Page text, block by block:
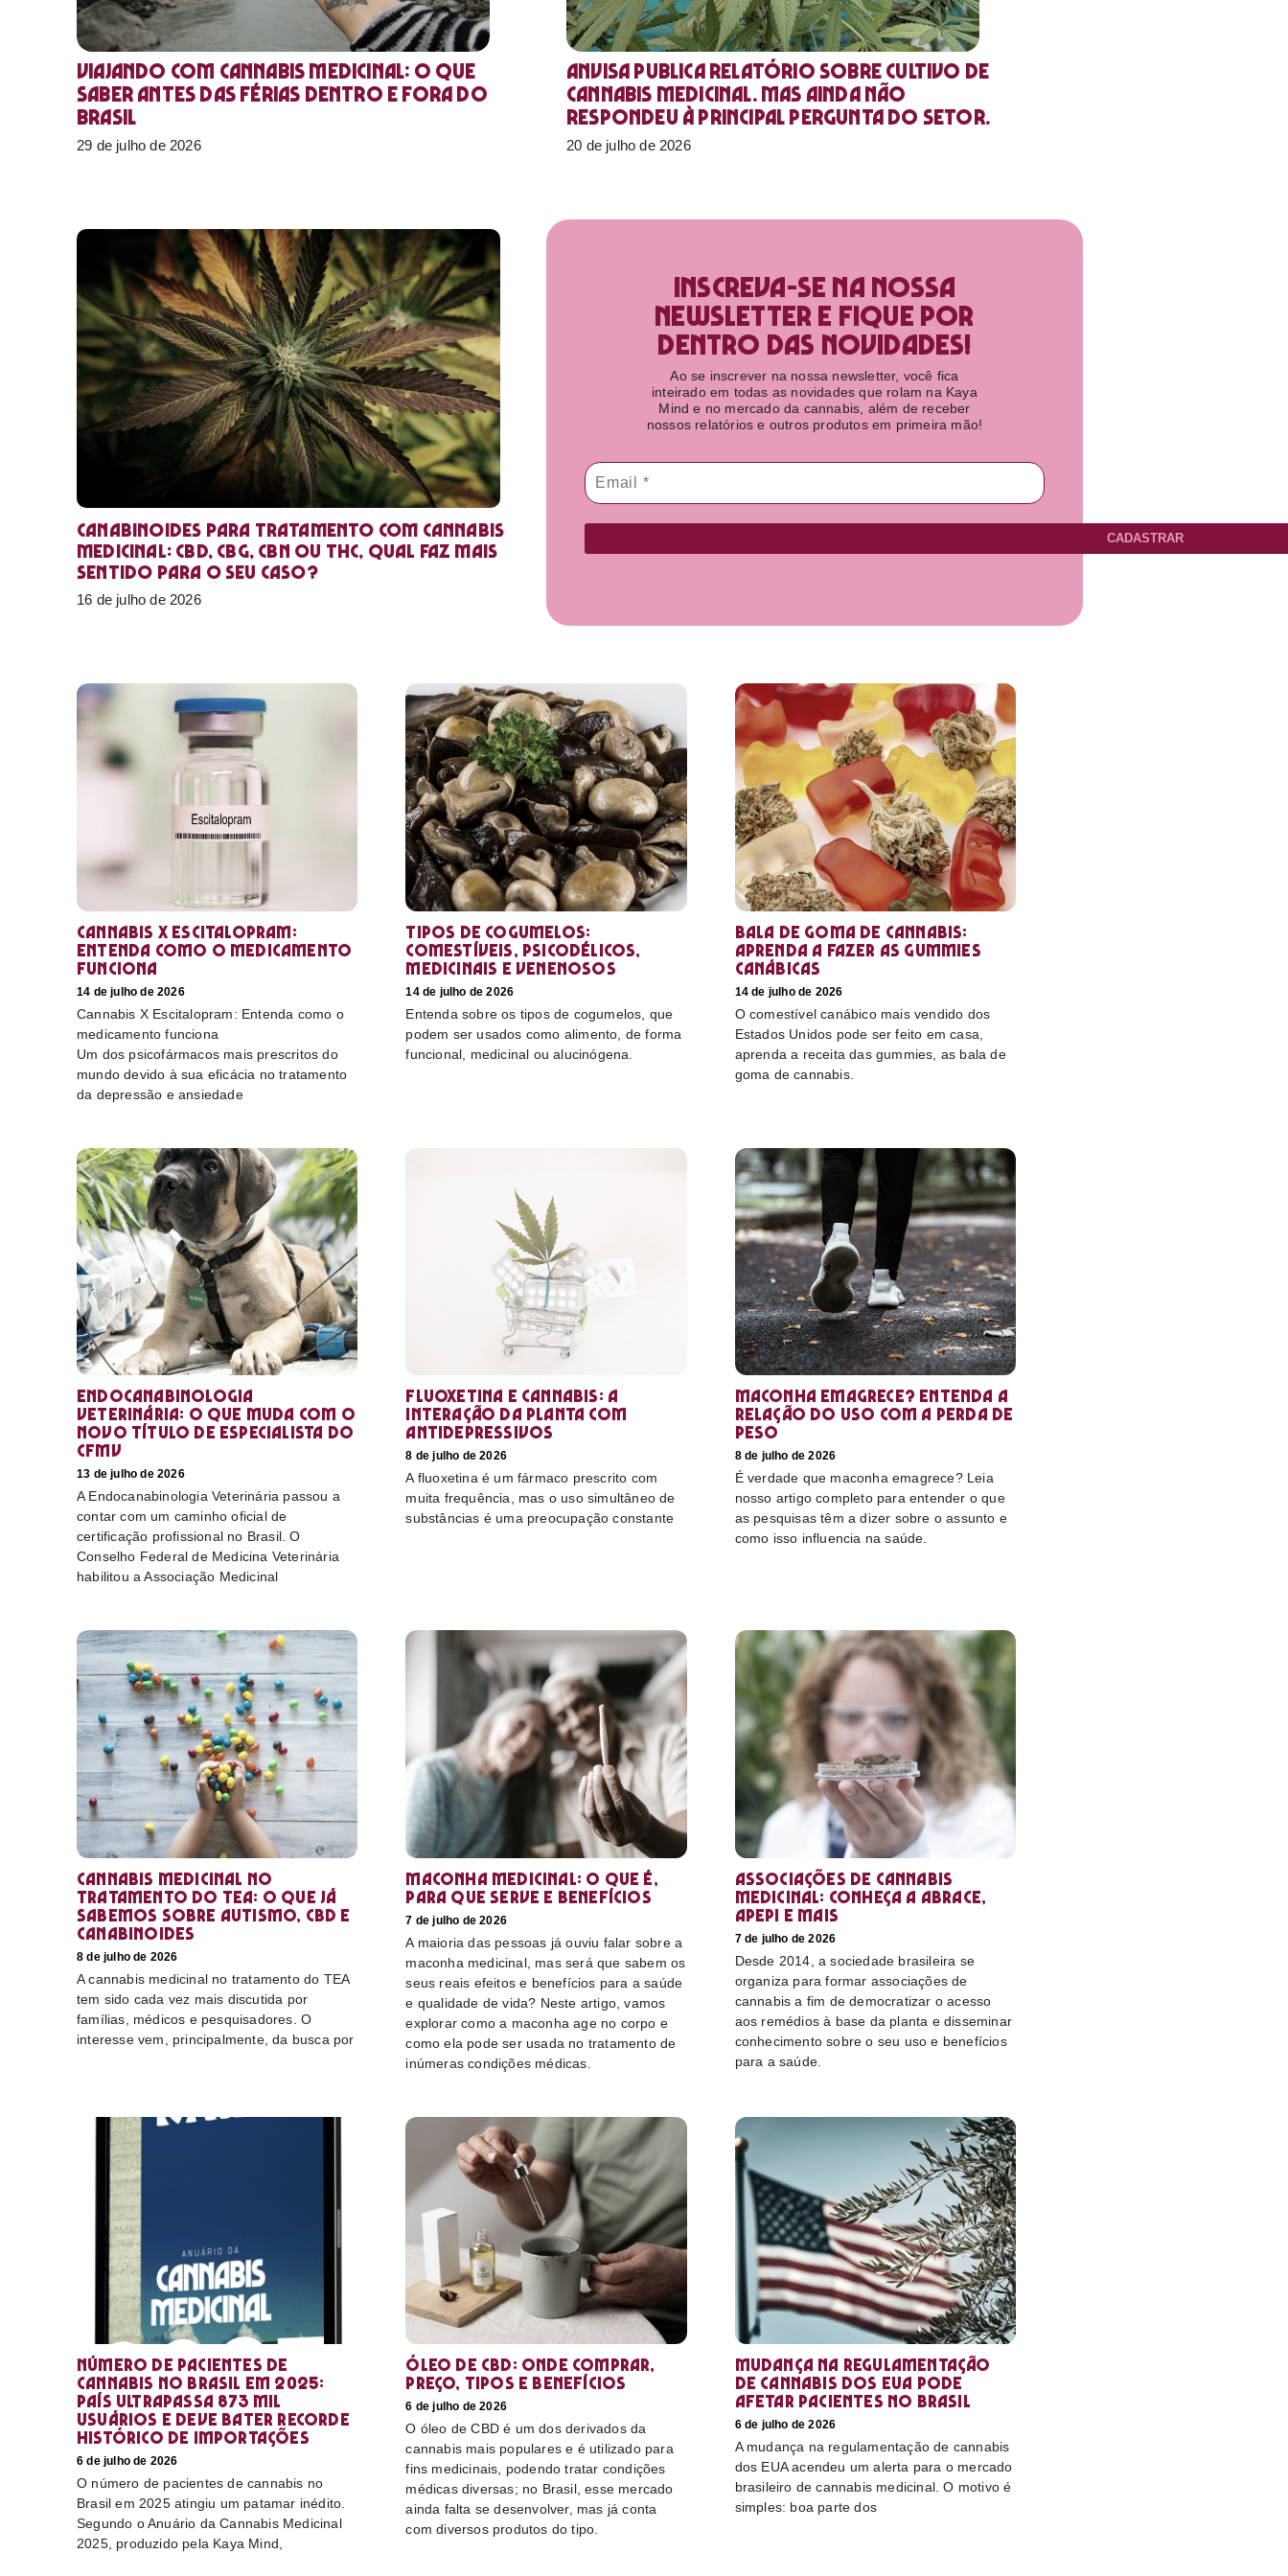
Viajando com cannabis medicinal: o que
saber antes das férias dentro e fora do
Brasil
29 de julho de 2026
Anvisa publica relatório sobre cultivo de
Cannabis medicinal. Mas ainda não
respondeu à principal pergunta do setor.
20 de julho de 2026
Canabinoides para tratamento com cannabis
medicinal: CBD, CBG, CBN ou THC, qual faz mais
sentido para o seu caso?
16 de julho de 2026
Inscreva-se na nossa
newsletter e fique por
dentro das novidades!​
Ao se inscrever na nossa newsletter, você fica
inteirado em todas as novidades que rolam na Kaya
Mind e no mercado da cannabis, além de receber
nossos relatórios e outros produtos em primeira mão!
CADASTRAR
Cannabis X Escitalopram:
Entenda como o medicamento
funciona
14 de julho de 2026
Cannabis X Escitalopram: Entenda como o
medicamento funciona
Um dos psicofármacos mais prescritos do
mundo devido à sua eficácia no tratamento
da depressão e ansiedade
Tipos de cogumelos:
comestíveis, psicodélicos,
medicinais e venenosos
14 de julho de 2026
Entenda sobre os tipos de cogumelos, que
podem ser usados como alimento, de forma
funcional, medicinal ou alucinógena.
Bala de goma de cannabis:
aprenda a fazer as gummies
canábicas
14 de julho de 2026
O comestível canábico mais vendido dos
Estados Unidos pode ser feito em casa,
aprenda a receita das gummies, as bala de
goma de cannabis.
Endocanabinologia
Veterinária: o que muda com o
novo título de especialista do
CFMV
13 de julho de 2026
A Endocanabinologia Veterinária passou a
contar com um caminho oficial de
certificação profissional no Brasil. O
Conselho Federal de Medicina Veterinária
habilitou a Associação Medicinal
Fluoxetina e Cannabis: a
interação da planta com
antidepressivos
8 de julho de 2026
A fluoxetina é um fármaco prescrito com
muita frequência, mas o uso simultâneo de
substâncias é uma preocupação constante
Maconha emagrece? Entenda a
relação do uso com a perda de
peso
8 de julho de 2026
É verdade que maconha emagrece? Leia
nosso artigo completo para entender o que
as pesquisas têm a dizer sobre o assunto e
como isso influencia na saúde.
Cannabis medicinal no
tratamento do TEA: o que já
sabemos sobre autismo, CBD e
canabinoides
8 de julho de 2026
A cannabis medicinal no tratamento do TEA
tem sido cada vez mais discutida por
famílias, médicos e pesquisadores. O
interesse vem, principalmente, da busca por
Maconha medicinal: O que é,
para que serve e benefícios
7 de julho de 2026
A maioria das pessoas já ouviu falar sobre a
maconha medicinal, mas será que sabem os
seus reais efeitos e benefícios para a saúde
e qualidade de vida? Neste artigo, vamos
explorar como a maconha age no corpo e
como ela pode ser usada no tratamento de
inúmeras condições médicas.
Associações de cannabis
medicinal: conheça a Abrace,
Apepi e mais
7 de julho de 2026
Desde 2014, a sociedade brasileira se
organiza para formar associações de
cannabis a fim de democratizar o acesso
aos remédios à base da planta e disseminar
conhecimento sobre o seu uso e benefícios
para a saúde.
Número de pacientes de
cannabis no Brasil em 2025:
país ultrapassa 873 mil
usuários e deve bater recorde
histórico de importações
6 de julho de 2026
O número de pacientes de cannabis no
Brasil em 2025 atingiu um patamar inédito.
Segundo o Anuário da Cannabis Medicinal
2025, produzido pela Kaya Mind,
Óleo de CBD: Onde comprar,
preço, tipos e benefícios
6 de julho de 2026
O óleo de CBD é um dos derivados da
cannabis mais populares e é utilizado para
fins medicinais, podendo tratar condições
médicas diversas; no Brasil, esse mercado
ainda falta se desenvolver, mas já conta
com diversos produtos do tipo.
Mudança na regulamentação
de cannabis dos EUA pode
afetar pacientes no Brasil
6 de julho de 2026
A mudança na regulamentação de cannabis
dos EUA acendeu um alerta para o mercado
brasileiro de cannabis medicinal. O motivo é
simples: boa parte dos